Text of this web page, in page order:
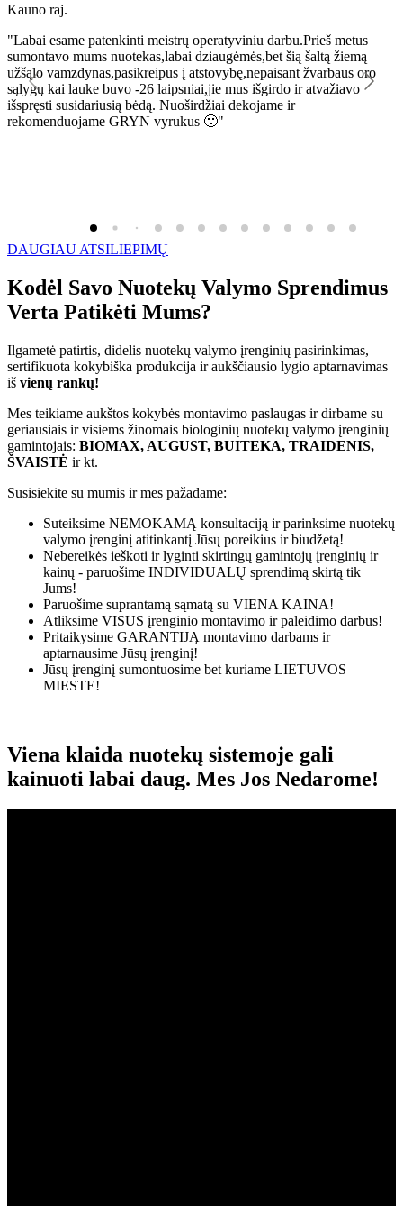
Kauno raj.
"Labai esame patenkinti meistrų operatyviniu darbu.Prieš metus
sumontavo mums nuotekas,labai dziaugėmės,bet šią šaltą žiemą
užšąlo vamzdynas,pasikreipus į atstovybę,nepaisant žvarbaus oro
sąlygų kai lauke buvo -26 laipsniai,jie mus išgirdo ir atvažiavo
išspręsti susidariusią bėdą. Nuoširdžiai dekojame ir
rekomenduojame GRYN vyrukus 🙂"
DAUGIAU ATSILIEPIMŲ
Kodėl Savo Nuotekų Valymo Sprendimus
Verta Patikėti Mums?
Ilgametė patirtis, didelis nuotekų valymo įrenginių pasirinkimas,
sertifikuota kokybiška produkcija ir aukščiausio lygio aptarnavimas
iš vienų rankų!
Mes teikiame aukštos kokybės montavimo paslaugas ir dirbame su
geriausiais ir visiems žinomais biologinių nuotekų valymo įrenginių
gamintojais: BIOMAX, AUGUST, BUITEKA, TRAIDENIS,
ŠVAISTĖ ir kt.
Susisiekite su mumis ir mes pažadame:
Suteiksime NEMOKAMĄ konsultaciją ir parinksime nuotekų
valymo įrenginį atitinkantį Jūsų poreikius ir biudžetą!
Nebereikės ieškoti ir lyginti skirtingų gamintojų įrenginių ir
kainų - paruošime INDIVIDUALŲ sprendimą skirtą tik
Jums!
Paruošime suprantamą sąmatą su VIENA KAINA!
Atliksime VISUS įrenginio montavimo ir paleidimo darbus!
Pritaikysime GARANTIJĄ montavimo darbams ir
aptarnausime Jūsų įrenginį!
Jūsų įrenginį sumontuosime bet kuriame LIETUVOS
MIESTE!
Viena klaida nuotekų sistemoje gali
kainuoti labai daug. Mes Jos Nedarome!